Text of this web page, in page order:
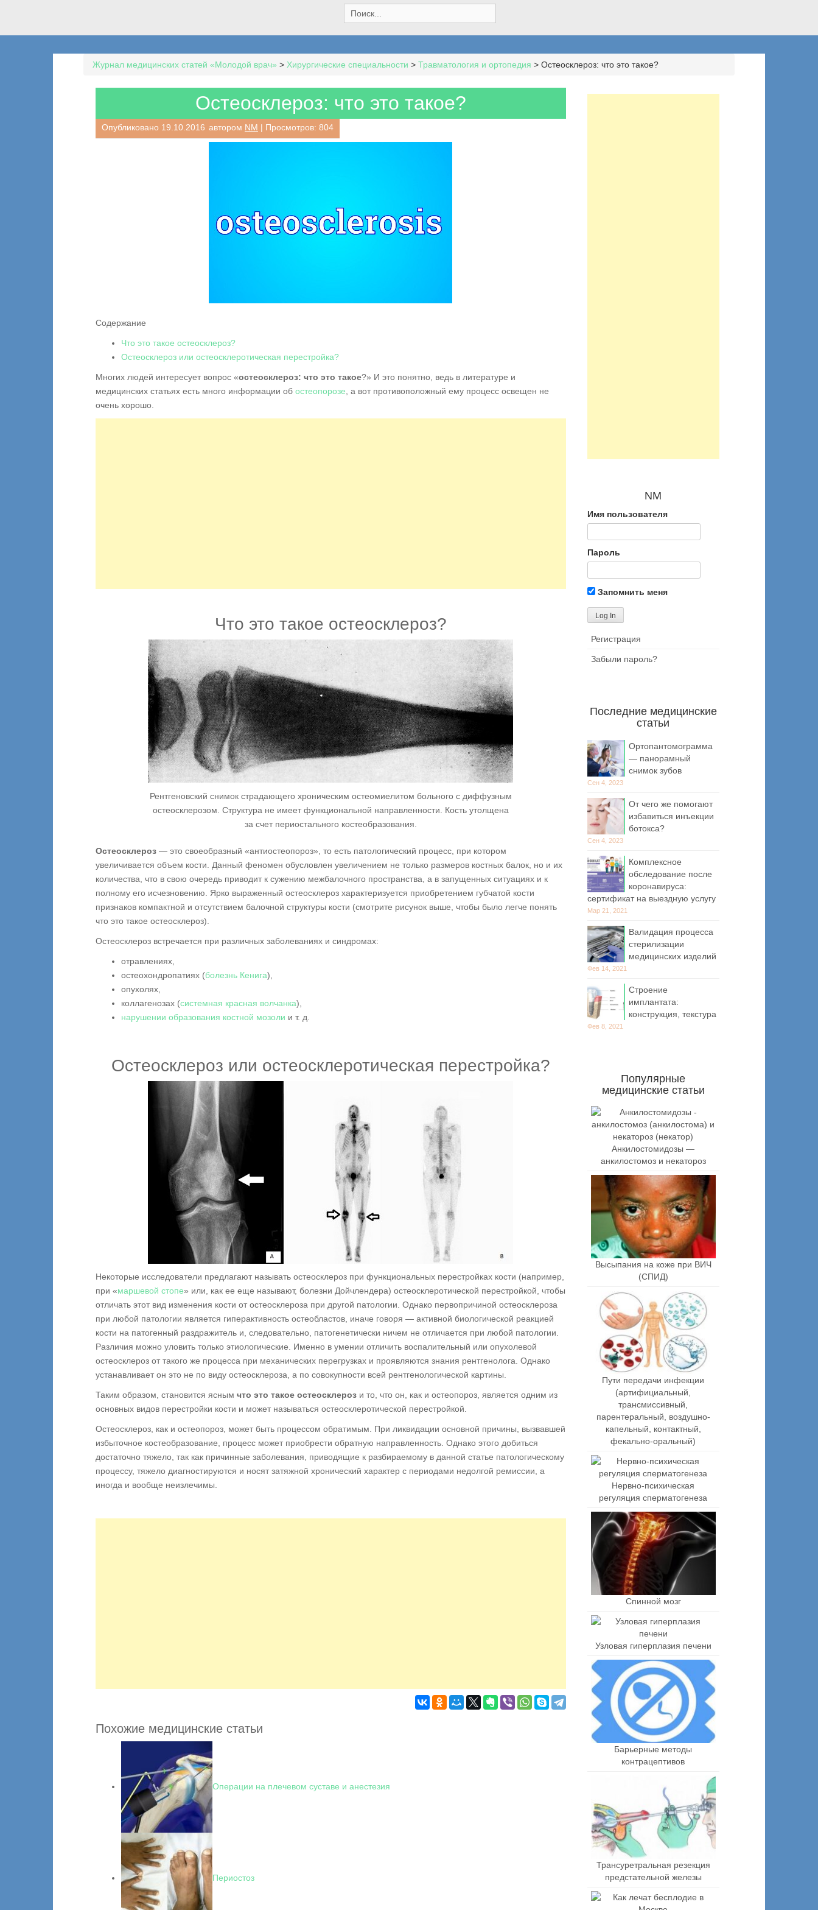
e
a
h
:
Журнал медицинских статей «Молодой врач» > Хирургические специальности > Травматология и ортопедия > Остеосклероз: что это такое?
Остеосклероз: что это такое?
Опубликовано 19.10.2016 автором NM | Просмотров: 804
Содержание
Что это такое остеосклероз?
Остеосклероз или остеосклеротическая перестройка?
Многих людей интересует вопрос «остеосклероз: что это такое?» И это понятно, ведь в литературе и
медицинских статьях есть много информации об остеопорозе , а вот противоположный ему процесс освещен не
очень хорошо.
Что это такое остеосклероз?
Рентгеновский снимок страдающего хроническим остеомиелитом больного с диффузным
остеосклерозом. Структура не имеет функциональной направленности. Кость утолщена
за счет периостального костеобразования.
Остеосклероз — это своеобразный «антиостеопороз», то есть патологический процесс, при котором
увеличивается объем кости. Данный феномен обусловлен увеличением не только размеров костных балок, но и их
количества, что в свою очередь приводит к сужению межбалочного пространства, а в запущенных ситуациях и к
полному его исчезновению. Ярко выраженный остеосклероз характеризуется приобретением губчатой кости
признаков компактной и отсутствием балочной структуры кости (смотрите рисунок выше, чтобы было легче понять
что это такое остеосклероз).
Остеосклероз встречается при различных заболеваниях и синдромах:
отравлениях,
остеохондропатиях (болезнь Кенига),
опухолях,
коллагенозах (системная красная волчанка),
нарушении образования костной мозоли и т. д.
Остеосклероз или остеосклеротическая перестройка?
Некоторые исследователи предлагают называть остеосклероз при функциональных перестройках кости (например,
при «маршевой стопе» или, как ее еще называют, болезни Дойчлендера) остеосклеротической перестройкой, чтобы
отличать этот вид изменения кости от остеосклероза при другой патологии. Однако первопричиной остеосклероза
при любой патологии является гиперактивность остеобластов, иначе говоря — активной биологической реакцией
кости на патогенный раздражитель и, следовательно, патогенетически ничем не отличается при любой патологии.
Различия можно уловить только этиологические. Именно в умении отличить воспалительный или опухолевой
остеосклероз от такого же процесса при механических перегрузках и проявляются знания рентгенолога. Однако
устанавливает он это не по виду остеосклероза, а по совокупности всей рентгенологической картины.
Таким образом, становится ясным что это такое остеосклероз и то, что он, как и остеопороз, является одним из
основных видов перестройки кости и может называться остеосклеротической перестройкой.
Остеосклероз, как и остеопороз, может быть процессом обратимым. При ликвидации основной причины, вызвавшей
избыточное костеобразование, процесс может приобрести обратную направленность. Однако этого добиться
достаточно тяжело, так как причинные заболевания, приводящие к разбираемому в данной статье патологическому
процессу, тяжело диагностируются и носят затяжной хронический характер с периодами недолгой ремиссии, а
иногда и вообще неизлечимы.
Похожие медицинские статьи
Операции на плечевом суставе и анестезия
Периостоз
NM
Имя пользователя
Пароль
Запомнить меня
Регистрация
Забыли пароль?
Последние медицинские
статьи
Ортопантомограмма
— панорамный
снимок зубов
Сен 4, 2023
От чего же помогают
избавиться инъекции
ботокса?
Сен 4, 2023
Комплексное
обследование после
коронавируса:
сертификат на выездную услугу
Мар 21, 2021
Валидация процесса
стерилизации
медицинских изделий
Фев 14, 2021
Строение
имплантата:
конструкция, текстура
Фев 8, 2021
Популярные
медицинские статьи
Анкилостомидозы —
анкилостомоз и некатороз
Высыпания на коже при ВИЧ
(СПИД)
Пути передачи инфекции
(артифициальный,
трансмиссивный,
парентеральный, воздушно-
капельный, контактный,
фекально-оральный)
Нервно-психическая
регуляция сперматогенеза
Спинной мозг
Узловая гиперплазия печени
Барьерные методы
контрацептивов
Трансуретральная резекция
предстательной железы